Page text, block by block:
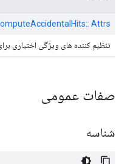
Attrs
تنظیم کننده های ویژگی اختیاری برای
صفات عمومی
شناسه